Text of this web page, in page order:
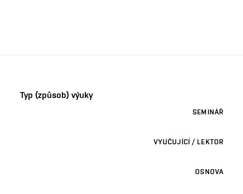
Typ (způsob) výuky
SEMINÁŘ
VYUČUJÍCÍ / LEKTOR
OSNOVA